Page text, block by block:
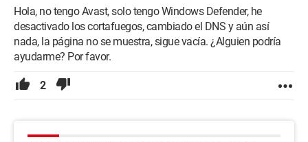
Hola, no tengo Avast, solo tengo Windows Defender, he
desactivado los cortafuegos, cambiado el DNS y aún así
nada, la página no se muestra, sigue vacía. ¿Alguien podría
ayudarme? Por favor.
2